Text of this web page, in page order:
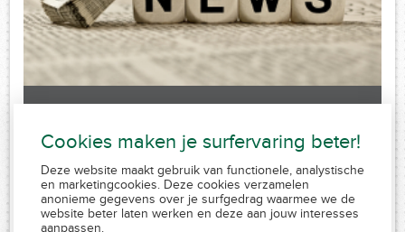
Sorry, no posts matched your criteria.
Cookies maken je surfervaring beter!
Deze website maakt gebruik van functionele, analystische
en marketingcookies. Deze cookies verzamelen
anonieme gegevens over je surfgedrag waarmee we de
website beter laten werken en deze aan jouw interesses
aanpassen.